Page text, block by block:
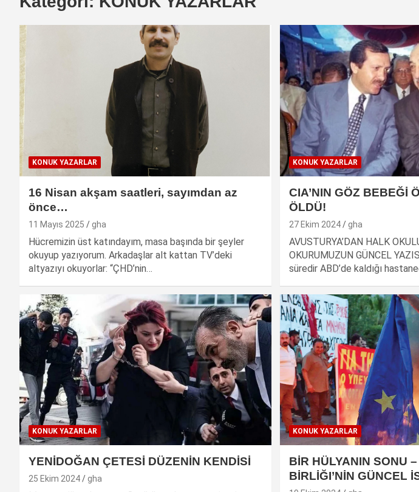
KONUK YAZARLAR
16 Nisan akşam saatleri, sayımdan az
önce…
11 Mayıs 2025 gha
Hücremizin üst katındayım, masa başında bir şeyler
okuyup yazıyorum. Arkadaşlar alt kattan TV’deki
altyazıyı okuyorlar: “ÇHD’nin…
KONUK YAZARLAR
CIA’NIN GÖZ BEBEĞİ
ÖLDÜ!
27 Ekim 2024 gha
AVUSTURYA’DAN HALK
OKURUMUZUN GÜNCEL
süredir ABD’de kaldığı
KONUK YAZARLAR
YENİDOĞAN ÇETESİ DÜZENİN KENDİSİ
25 Ekim 2024 gha
KONUK YAZARLAR
BİR HÜLYANIN SONU
BİRLİĞI’NİN GÜNCEL